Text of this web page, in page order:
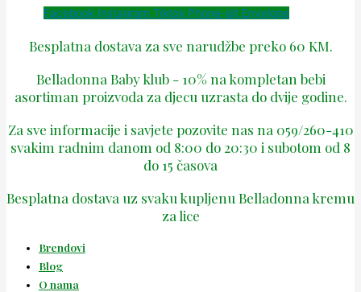
Facebook Instagram Tiktok Phone-alt Envelope
Besplatna dostava za sve narudžbe preko 60 KM.
Belladonna Baby klub - 10% na kompletan bebi
asortiman proizvoda za djecu uzrasta do dvije godine.
Za sve informacije i savjete pozovite nas na 059/260-410
svakim radnim danom od 8:00 do 20:30 i subotom od 8
do 15 časova
Besplatna dostava uz svaku kupljenu Belladonna kremu
za lice
Brendovi
Blog
O nama